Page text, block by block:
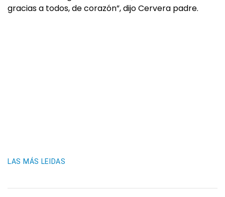
gracias a todos, de corazón”, dijo Cervera padre.
LAS MÁS LEIDAS